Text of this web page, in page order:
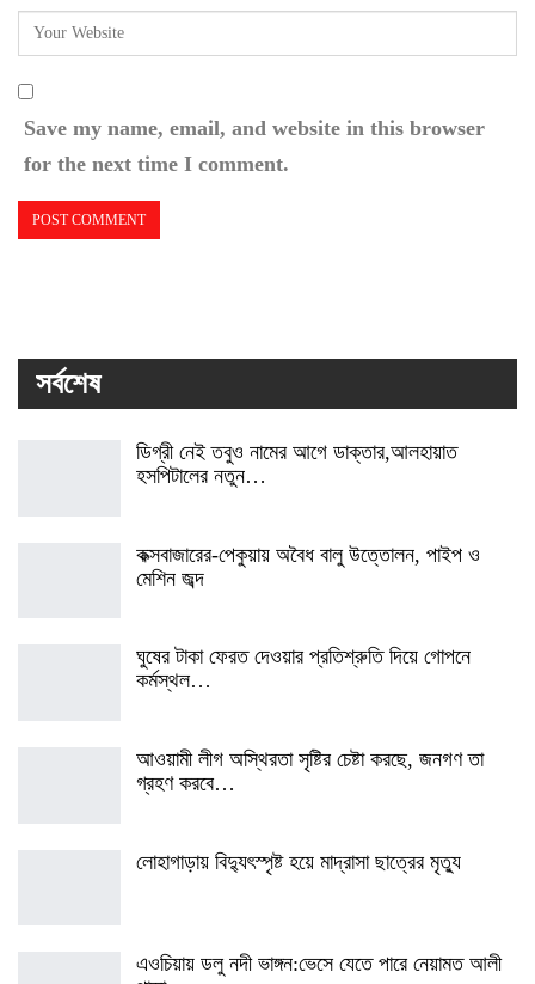
Save my name, email, and website in this browser
for the next time I comment.
সর্বশেষ
ডিগ্রী নেই তবুও নামের আগে ডাক্তার,আলহায়াত
হসপিটালের নতুন…
কক্সবাজারের-পেকুয়ায় অবৈধ বালু উত্তোলন, পাইপ ও
মেশিন জব্দ
ঘুষের টাকা ফেরত দেওয়ার প্রতিশ্রুতি দিয়ে গোপনে
কর্মস্থল…
আওয়ামী লীগ অস্থিরতা সৃষ্টির চেষ্টা করছে, জনগণ তা
গ্রহণ করবে…
লোহাগাড়ায় বিদ্যুৎস্পৃষ্ট হয়ে মাদ্রাসা ছাত্রের মৃত্যু
এওচিয়ায় ডলু নদী ভাঙ্গন:ভেসে যেতে পারে নেয়ামত আলী